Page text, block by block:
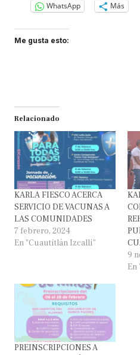
WhatsApp Más
Me gusta esto:
Relacionado
KARLA FIESCO ACERCA
SERVICIO DE VACUNAS A
LAS COMUNIDADES
7 febrero, 2024
En "Cuautitlán Izcalli"
9
PREINSCRIPCIONES A